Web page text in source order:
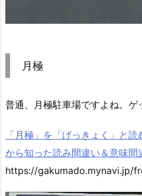
月極
普通、月極駐車場ですよね。ゲ
「月極」を「げっきょく」と
から知った読み間違い＆意味間
https://gakumado.mynavi.jp/